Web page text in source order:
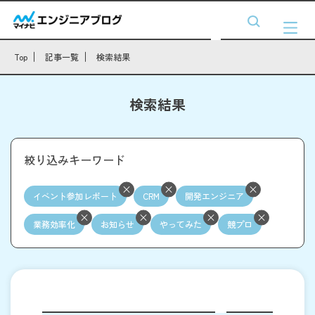
Top 記事一覧 検索結果
検索結果
絞り込みキーワード
イベント参加レポート CRM 開発エンジニア
業務効率化 お知らせ やってみた 競プロ